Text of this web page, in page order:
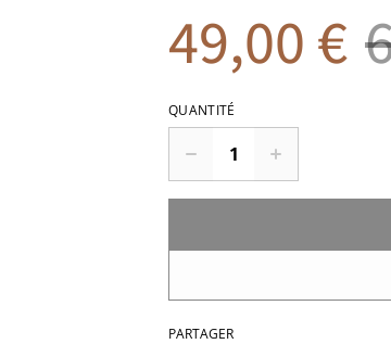
49,00 €
QUANTITÉ
PARTAGER